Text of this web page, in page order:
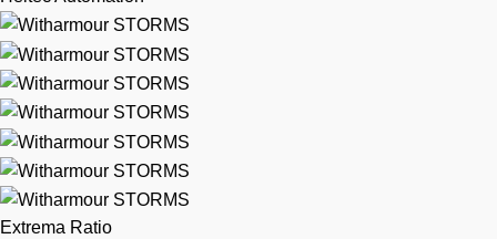
Extrema Ratio